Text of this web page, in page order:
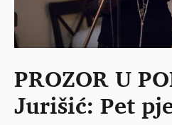
PROZOR U
Jurišić: Pet